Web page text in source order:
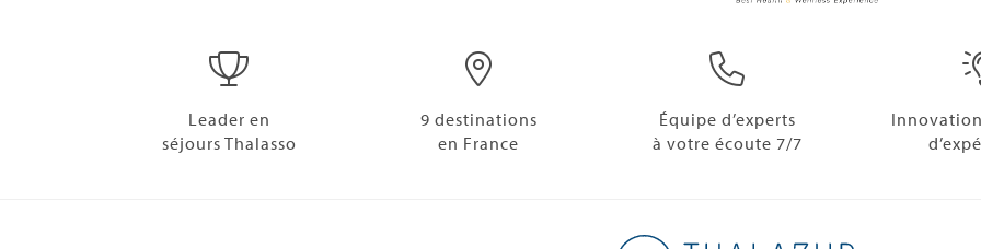
Leader en
séjours Thalasso
9 destinations
en France
Équipe d’experts
à votre écoute 7/7